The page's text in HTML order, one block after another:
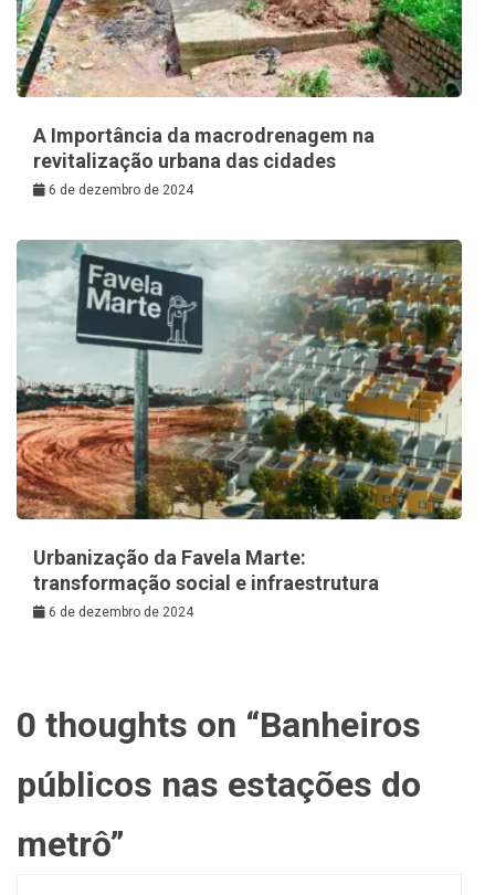
A Importância da macrodrenagem na
revitalização urbana das cidades
6 de dezembro de 2024
Urbanização da Favela Marte:
transformação social e infraestrutura
6 de dezembro de 2024
0 thoughts on “Banheiros
públicos nas estações do
metrô”